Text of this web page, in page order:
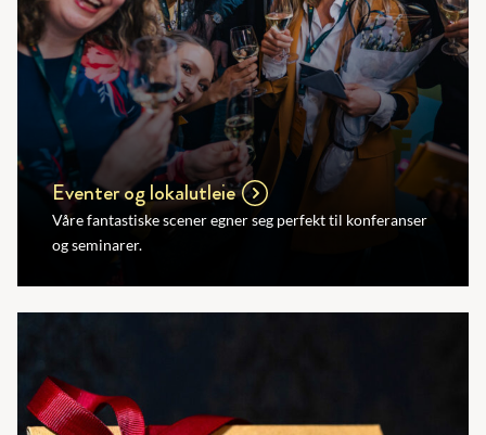
Eventer og lokalutleie
Våre fantastiske scener egner seg perfekt til konferanser
og seminarer.